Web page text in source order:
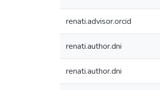
renati.advisor.orcid
renati.author.dni
renati.author.dni